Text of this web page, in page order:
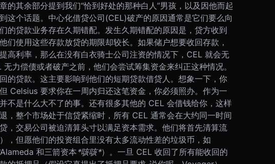
的其余部分提到我们“恰到好处的那种白人”男孩，以及因他而起
这个话题。 中心化借贷公司(CEL)破产的原因通常是它们要么向
的贷款业务存在久期错配。发生久期错配的原因是，贷方收到
们使用这些存款放贷的期限却较长。如果储户想要收回存款，
高利率，那么在没有白衣骑士公司注资的情况下，CEL 就会无
无力偿债或者破产之前，他们会尝试筹集资金来纠正这种情况。
的贷款。这主要影响到他们的短期贷款借贷人。 想象一下，你
Celsius 要求你在一周内归还这笔资金，你必须照办。作为一
不是什么大不了的事。还有很多其他的 CEL 会借钱给你，这样
，整个市场处于信贷紧缩时，所有 CEL 通常会在大约同一时间
，交易公司被迫清算头寸以满足资本需求。他们将首先清算流
，但愿他们的投资组合里没有太多流动性差的垃圾币，如
Alameda 和三箭资本 *咳咳*）。 一旦 CEL 收回了所有能收回的